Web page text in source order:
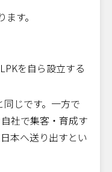
す。
を自ら設立する
じです。一方で
社で集客・育成す
本へ送り出すとい